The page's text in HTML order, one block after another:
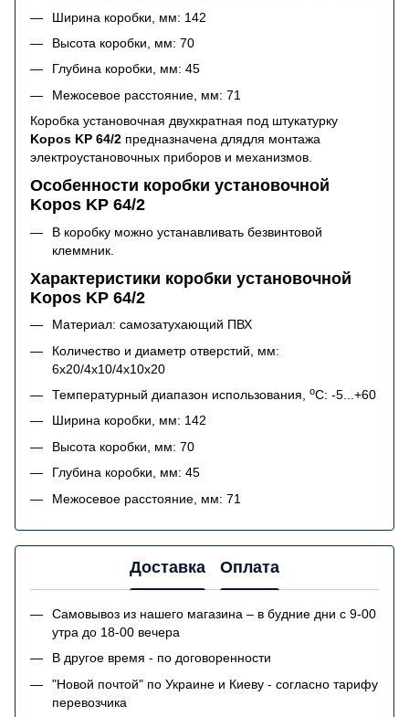
Ширина коробки, мм: 142
Высота коробки, мм: 70
Глубина коробки, мм: 45
Межосевое расстояние, мм: 71
Коробка установочная двухкратная под штукатурку
Kopos KP 64/2 предназначена длядля монтажа
электроустановочных приборов и механизмов.
Особенности коробки установочной
Kopos KP 64/2
В коробку можно устанавливать безвинтовой
клеммник.
Характеристики коробки установочной
Kopos KP 64/2
Материал: самозатухающий ПВХ
Количество и диаметр отверстий, мм:
6х20/4x10/4х10x20
Температурный диапазон использования,
oC: -5...+60
Ширина коробки, мм: 142
Высота коробки, мм: 70
Глубина коробки, мм: 45
Межосевое расстояние, мм: 71
Доставка Оплата
Самовывоз из нашего магазина – в будние дни с 9-00
утра до 18-00 вечера
В другое время - по договоренности
"Новой почтой" по Украине и Киеву - согласно тарифу
перевозчика